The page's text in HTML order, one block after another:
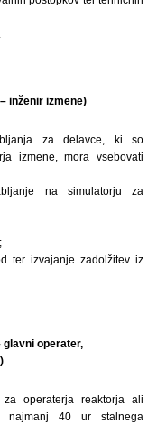
inženir izmene)
za delavce, ki so
izmene, mora vsebovati
na simulatorju za
ter izvajanje zadolžitev iz
operater,
operaterja reaktorja ali
najmanj 40 ur stalnega